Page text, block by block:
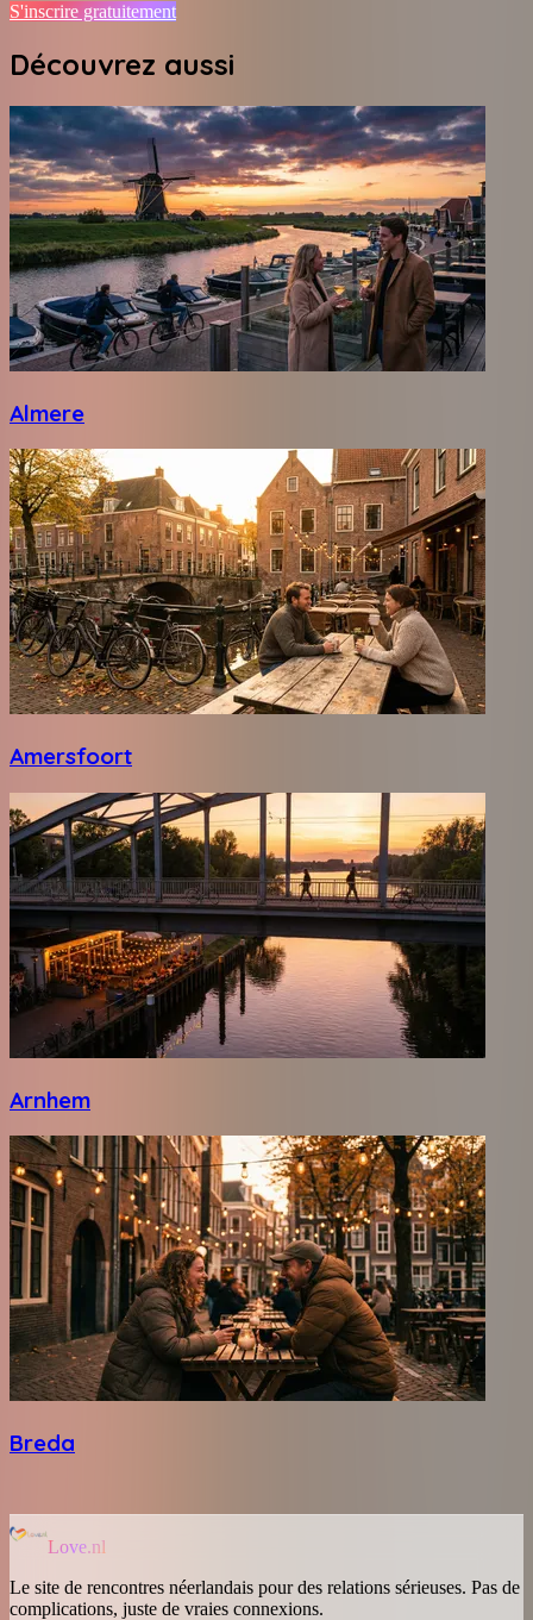
S'inscrire gratuitement
Découvrez aussi
Almere
Amersfoort
Arnhem
Breda
Love.nl
Le site de rencontres néerlandais pour des relations sérieuses. Pas de
complications, juste de vraies connexions.